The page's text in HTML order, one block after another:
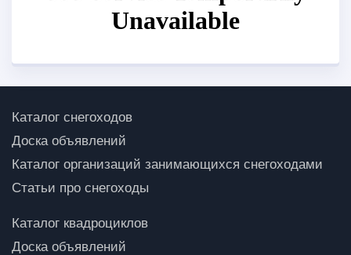
Каталог снегоходов
Доска объявлений
Каталог организаций занимающихся снегоходами
Статьи про снегоходы
Каталог квадроциклов
Доска объявлений